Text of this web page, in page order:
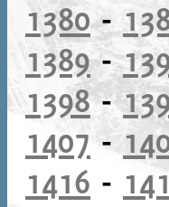
1380-
1389-
1398-
1407 -
1416 -